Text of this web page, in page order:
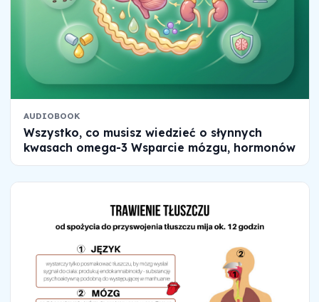
AUDIOBOOK
Wszystko, co musisz wiedzieć o słynnych
kwasach omega-3 Wsparcie mózgu, hormonów